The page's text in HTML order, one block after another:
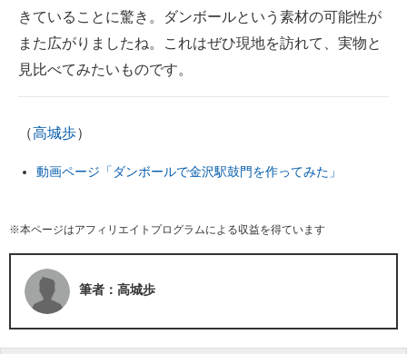
きていることに驚き。ダンボールという素材の可能性が
また広がりましたね。これはぜひ現地を訪れて、実物と
見比べてみたいものです。
（高城歩）
動画ページ「ダンボールで金沢駅鼓門を作ってみた」
※本ページはアフィリエイトプログラムによる収益を得ています
筆者：高城歩